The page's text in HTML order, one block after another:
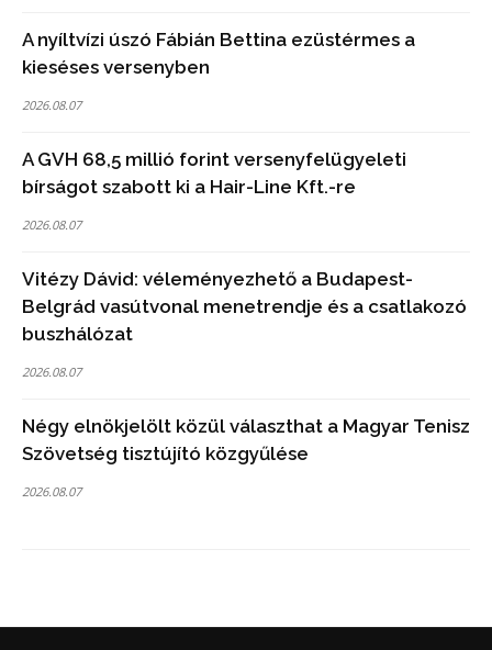
A nyíltvízi úszó Fábián Bettina ezüstérmes a
kieséses versenyben
2026.08.07
A GVH 68,5 millió forint versenyfelügyeleti
bírságot szabott ki a Hair-Line Kft.-re
2026.08.07
Vitézy Dávid: véleményezhető a Budapest-
Belgrád vasútvonal menetrendje és a csatlakozó
buszhálózat
2026.08.07
Négy elnökjelölt közül választhat a Magyar Tenisz
Szövetség tisztújító közgyűlése
2026.08.07